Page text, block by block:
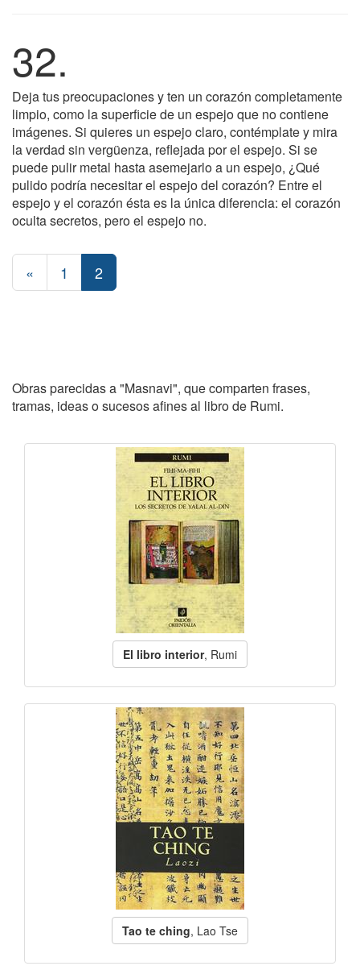
32.
Deja tus preocupaciones y ten un corazón completamente
limpio, como la superficie de un espejo que no contiene
imágenes. Si quieres un espejo claro, contémplate y mira
la verdad sin vergüenza, reflejada por el espejo. Si se
puede pulir metal hasta asemejarlo a un espejo, ¿Qué
pulido podría necesitar el espejo del corazón? Entre el
espejo y el corazón ésta es la única diferencia: el corazón
oculta secretos, pero el espejo no.
« 1 2
Obras parecidas a "Masnavi", que comparten frases,
tramas, ideas o sucesos afines al libro de Rumi.
El libro interior, Rumi
Tao te ching, Lao Tse